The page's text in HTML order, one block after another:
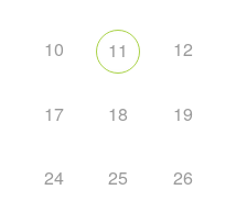
10 11 12
17 18 19
24 25 26